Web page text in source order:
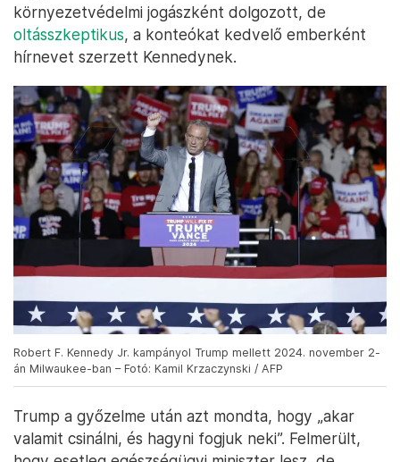
környezetvédelmi jogászként dolgozott, de
oltásszkeptikus, a konteókat kedvelő emberként
hírnevet szerzett Kennedynek.
Robert F. Kennedy Jr. kampányol Trump mellett 2024. november 2-
án Milwaukee-ban – Fotó: Kamil Krzaczynski / AFP
Trump a győzelme után azt mondta, hogy „akar
valamit csinálni, és hagyni fogjuk neki”. Felmerült,